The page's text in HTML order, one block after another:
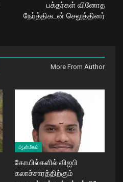
பக்தர்கள் வினோத
நேர்த்திகடன் செலுத்தினர்
More From Author
ஆன்மீகம்
கோயில்களில் விஐபி
கலாச்சாரத்திற்கும்